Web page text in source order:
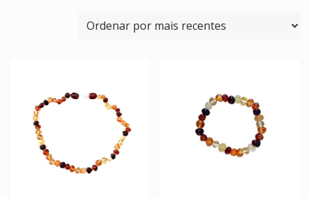
mais